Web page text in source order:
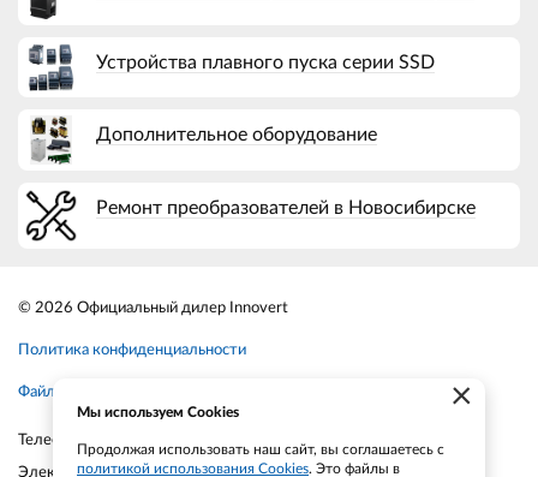
Устройства плавного пуска серии SSD
Дополнительное оборудование
Ремонт преобразователей в Новосибирске
© 2026 Официальный дилер Innovert
Политика конфиденциальности
Файлы cookie
Телефон:
Электронная почта:smt21@bk.ru
×
Мы используем Cookies
Продолжая использовать наш сайт, вы соглашаетесь с
политикой использования Cookies. Это файлы в